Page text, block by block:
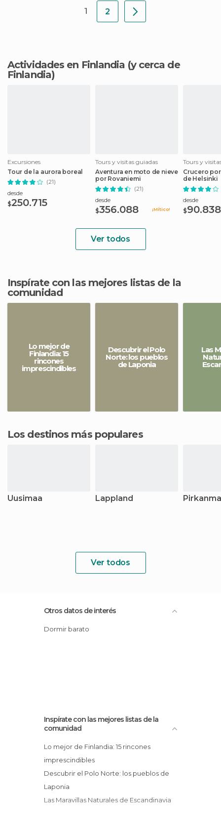
1 2
Actividades en Finlandia (y cerca de
Finlandia)
Excursiones
Tour de la aurora boreal
(21)
desde
$250.715
Tours y visitas guiadas
Aventura en moto de nieve
por Rovaniemi
(21)
desde
$356.088 ¡Mítico!
Tours y
Crucero
de Helsinki
desde
$90.838
Ver todos
Inspírate con las mejores listas de la
comunidad
Lo mejor de
Finlandia: 15
rincones
imprescindibles
Descubrir el Polo
Norte: los pueblos
de Laponia
Las
Los destinos más populares
Uusimaa Lappland
Ver todos
Otros datos de interés
Dormir barato
Inspírate con las mejores listas de la
comunidad
Lo mejor de Finlandia: 15 rincones
imprescindibles
Descubrir el Polo Norte: los pueblos de
Laponia
Las Maravillas Naturales de Escandinavia